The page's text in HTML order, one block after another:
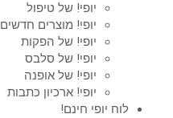
יופי! של טיפול
יופי! מוצרים חדשים
יופי! של הפקות
יופי! של סלבס
יופי! של אופנה
יופי! ארכיון כתבות
לוח יופי חינם!